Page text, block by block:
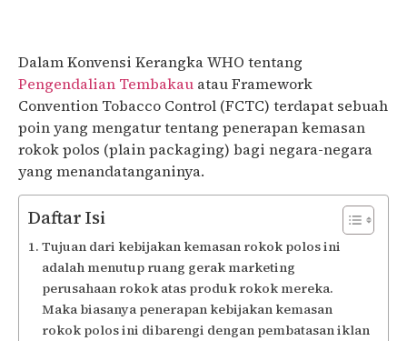
Dalam Konvensi Kerangka WHO tentang
Pengendalian Tembakau atau Framework
Convention Tobacco Control (FCTC) terdapat sebuah
poin yang mengatur tentang penerapan kemasan
rokok polos (plain packaging) bagi negara-negara
yang menandatanganinya.
Daftar Isi
Tujuan dari kebijakan kemasan rokok polos ini
adalah menutup ruang gerak marketing
perusahaan rokok atas produk rokok mereka.
Maka biasanya penerapan kebijakan kemasan
rokok polos ini dibarengi dengan pembatasan iklan